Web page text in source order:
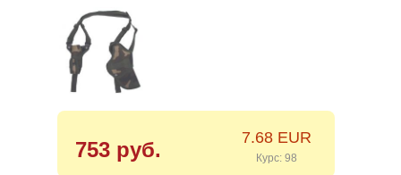
753 руб. 7.68 EUR
Курс: 98